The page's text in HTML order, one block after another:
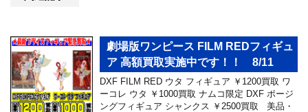
劇場版ワンピース FILM REDフィギュ
ア 高額買取実施中です！！ 8/11
DXF FILM RED ウタ フィギュア ￥1200買取 ワ
ーコレ ウタ ￥1000買取 ナムコ限定 DXF ポージ
ングフィギュア シャンクス ￥2500買取 美品・